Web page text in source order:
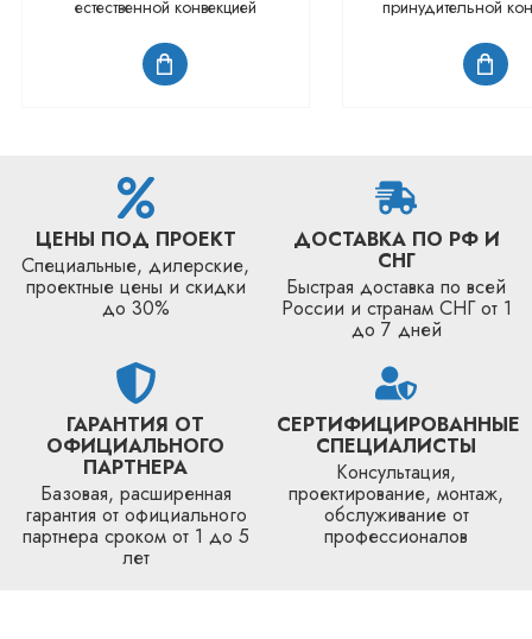
естественной конвекцией принудительной
ЦЕНЫ ПОД ПРОЕКТ
Специальные, дилерские,
проектные цены и скидки
до 30%
ДОСТАВКА ПО РФ И
СНГ
Быстрая доставка по всей
России и странам СНГ от 1
до 7 дней
ГАРАНТИЯ ОТ
ОФИЦИАЛЬНОГО
ПАРТНЕРА
Базовая, расширенная
гарантия от официального
партнера сроком от 1 до 5
лет
СЕРТИФИЦИРОВАННЫЕ
СПЕЦИАЛИСТЫ
Консультация,
проектирование, монтаж,
обслуживание от
профессионалов